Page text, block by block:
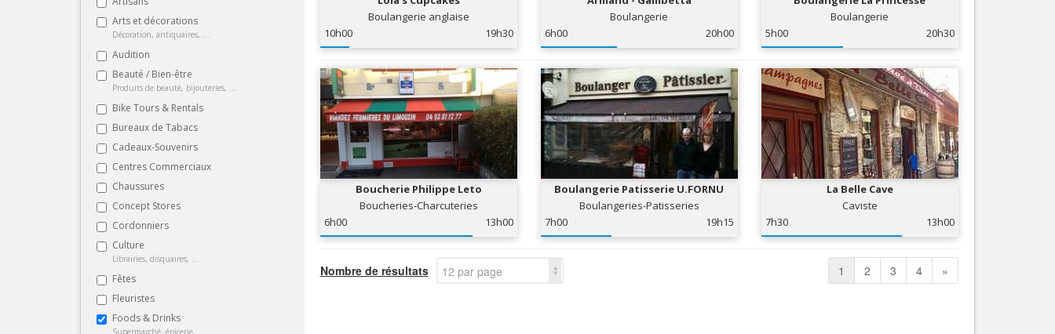
Arts et décorations
Décoration, antiquaires, ...
Audition
Beauté / Bien-être
Produits de beauté, bijouteries, ...
Bike Tours & Rentals
Bureaux de Tabacs
Cadeaux-Souvenirs
Centres Commerciaux
Chaussures
Concept Stores
Cordonniers
Culture
Librairies, disquaires, ...
Fêtes
Fleuristes
Foods & Drinks
Supermarché, épicerie, ...
Boulangerie anglaise
10h00
19h30
Boulangerie
6h00
20h00
Boulangerie
5h00
20h30
Boucherie Philippe Leto
Boucheries-Charcuteries
6h00
13h00
Boulangerie Patisserie U.FORNU
Boulangeries-Patisseries
7h00
19h15
La Belle Cave
Caviste
7h30
13h00
Nombre de résultats 12 par page 1 2 3 4 »